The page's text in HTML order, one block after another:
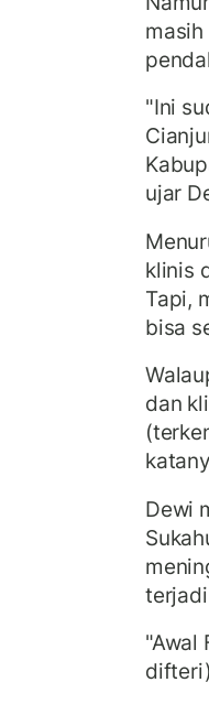
"Ini
ujar
klinis
Tapi,
bisa
dan
Dewi
"Awal